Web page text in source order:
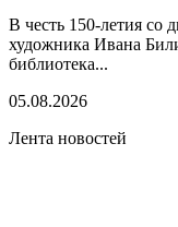
В честь 150-летия со
художника Ивана
библиотека...
05.08.2026
Лента новостей